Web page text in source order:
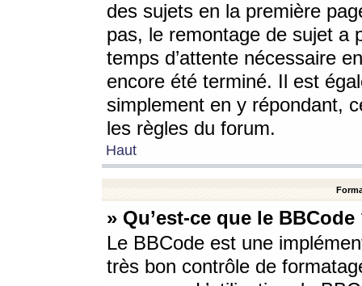
des sujets en la première
pas, le remontage de sujet a
temps d’attente nécessaire
encore été terminé. Il est
simplement en y répondant,
les règles du forum.
Haut
» Qu’est-ce que le BBCode
Le BBCode est une
très bon contrôle de